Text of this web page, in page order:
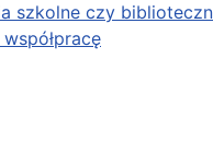
szkolne czy